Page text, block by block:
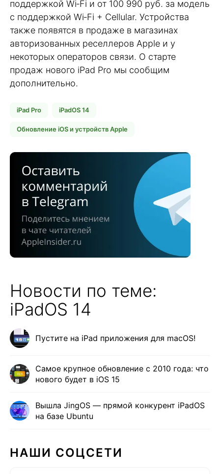
поддержкой Wi‑Fi и от 100 990 руб. за модель
с поддержкой Wi‑Fi + Cellular. Устройства
также появятся в продаже в магазинах
авторизованных реселлеров Apple и у
некоторых операторов связи. О старте
продаж нового iPad Pro мы сообщим
дополнительно.
iPad Pro iPadOS 14
Обновление iOS и устройств Apple
Новости по теме:
iPadOS 14
Пустите на iPad приложения для macOS!
Самое крупное обновление с 2010 года: что
нового будет в iOS 15
Вышла JingOS — прямой конкурент iPadOS
на базе Ubuntu
НАШИ СОЦСЕТИ